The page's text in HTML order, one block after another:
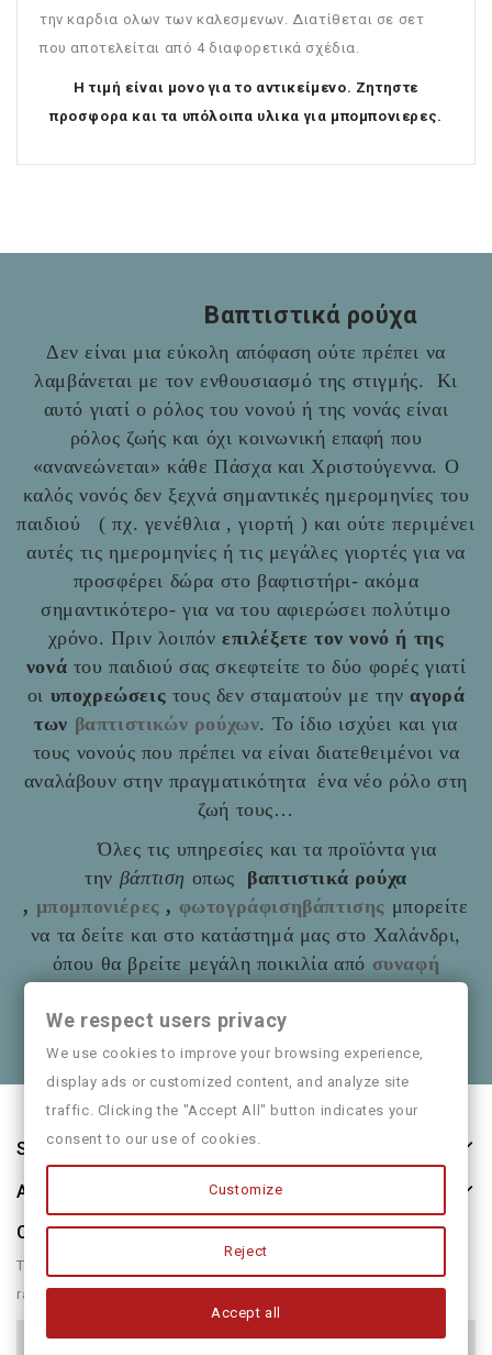
την καρδια ολων των καλεσμενων. Διατίθεται σε σετ
που αποτελείται από 4 διαφορετικά σχέδια.
Η τιμή είναι μονο για το αντικείμενο. Ζητηστε
προσφορα και τα υπόλοιπα υλικα για μπομπονιερες.
Βαπτιστικά ρούχα
Δεν είναι μια εύκολη απόφαση ούτε πρέπει να
λαμβάνεται με τον ενθουσιασμό της στιγμής. Κι
αυτό γιατί ο ρόλος του νονού ή της νονάς είναι
ρόλος ζωής και όχι κοινωνική επαφή που
«ανανεώνεται» κάθε Πάσχα και Χριστούγεννα. Ο
καλός νονός δεν ξεχνά σημαντικές ημερομηνίες του
παιδιού ( πχ. γενέθλια , γιορτή ) και ούτε περιμένει
αυτές τις ημερομηνίες ή τις μεγάλες γιορτές για να
προσφέρει δώρα στο βαφτιστήρι- ακόμα
σημαντικότερο- για να του αφιερώσει πολύτιμο
χρόνο. Πριν λοιπόν επιλέξετε τον νονό ή της
νονά του παιδιού σας σκεφτείτε το δύο φορές γιατί
οι υποχρεώσεις τους δεν σταματούν με τηναγορά
των βαπτιστικών ρούχων. Το ίδιο ισχύει και για
τους νονούς που πρέπει να είναι διατεθειμένοι να
αναλάβουν στην πραγματικότητα ένα νέο ρόλο στη
ζωή τους…
Όλες τις υπηρεσίες και τα προϊόντα για
την βάπτιση οπως
βαπτιστικά ρούχα
, μπομπονιέρες , φωτογράφισηβάπτισης μπορείτε
να τα δείτε και στο κατάστημά μας στο Χαλάνδρι,
όπου θα βρείτε μεγάλη ποικιλία από συναφή
Θα χαρούμε να τα πούμε και από κοντά
Store Information
About Us
Our Newsletter
There are many variations of passages of form humour or
randomised
We respect users privacy
We use cookies to improve your browsing experience,
display ads or customized content, and analyze site
traffic. Clicking the "Accept All" button indicates your
consent to our use of cookies.
Customize
Reject
Accept all